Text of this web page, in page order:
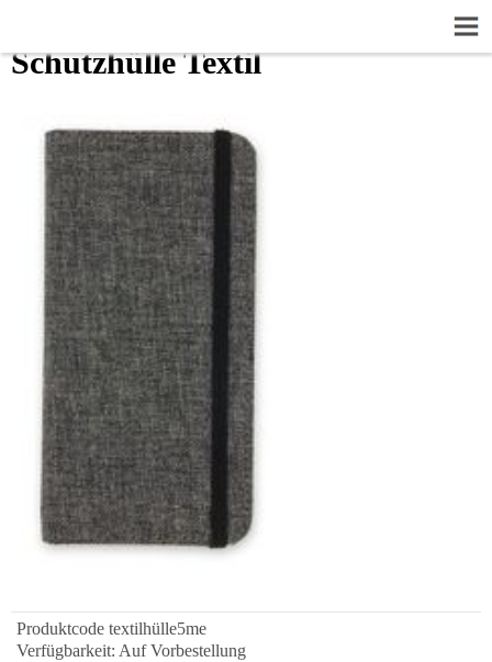
Schutzhülle Textil
Produktcode textilhülle5me
Verfügbarkeit: Auf Vorbestellung